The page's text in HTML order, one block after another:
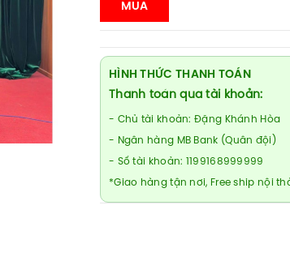
MUA
HÌNH THỨC THANH TOÁN
Thanh toán qua tài khoản:
- Chủ tài khoản: Đặng Khánh Hòa
- Ngân hàng MB Bank (Quân đội)
- Số tài khoản: 1199168999999
*Giao hàng tận nơi, Free ship nội